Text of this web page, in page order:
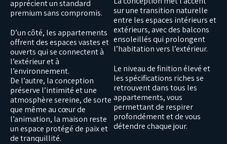
sur une transition naturelle
entre les espaces intérieurs et
extérieurs, avec des balcons
ensoleillés qui prolongent
l’habitation vers l’extérieur.
Le niveau de finition élevé et
les spécifications riches se
retrouvent dans tous les
appartements, vous
permettant de respirer
profondément et de vous
détendre chaque jour.
apprécient un standard
premium sans compromis.
D’un côté, les appartements
offrent des espaces vastes et
ouverts qui se connectent à
l’extérieur et à
l’environnement.
De l’autre, la conception
préserve l’intimité et une
atmosphère sereine, de sorte
que même au cœur de
l’animation, la maison reste
un espace protégé de paix et
de tranquillité.